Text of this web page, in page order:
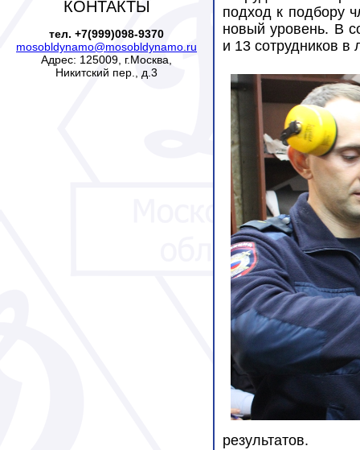
КОНТАКТЫ
тел. +7(999)098-9370
mosobldynamo@mosobldynamo.ru
Адрес: 125009, г.Москва,
Никитский пер., д.3
подход к подбору
новый уровень. В
и 13 сотрудников в
результатов.